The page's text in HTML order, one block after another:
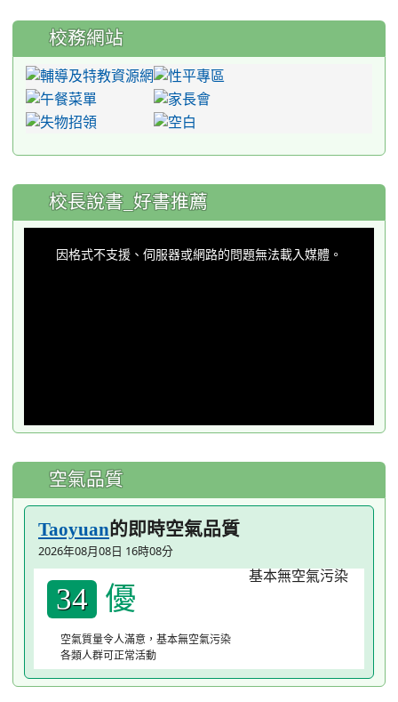
校務網站
:::
校長說書_好書推薦
因格式不支援、伺服器或網路的問題無法載入媒體。
空氣品質
Taoyuan的即時空氣品質
2026年08月08日 16時08分
34 優
空氣質量令人滿意，基本無空氣污染
各類人群可正常活動